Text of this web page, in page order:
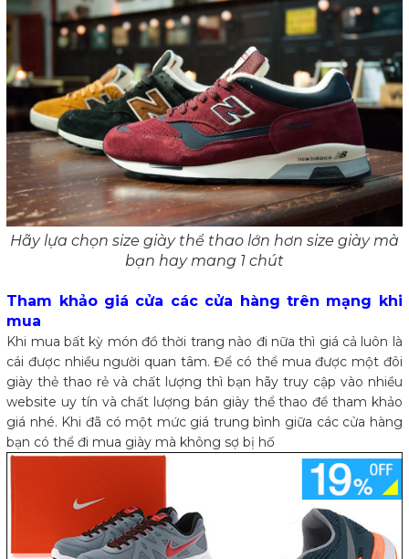
Hãy lựa chọn size giày thể thao lớn hơn size giày mà
bạn hay mang 1 chút
Tham khảo giá cửa các cửa hàng trên mạng khi
mua
Khi mua bất kỳ món đồ thời trang nào đi nữa thì giá cả luôn là
cái được nhiều người quan tâm. Để có thể mua được một đôi
giày thẻ thao rẻ và chất lượng thì bạn hãy truy cập vào nhiều
website uy tín và chất lượng bán giày thể thao để tham khảo
giá nhé. Khi đã có một mức giá trung bình giữa các cửa hàng
bạn có thể đi mua giày mà không sợ bị hố